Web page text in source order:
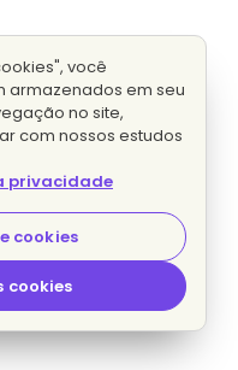
você
armazenados em seu
no site,
com nossos estudos
privacidade
cookies
cookies